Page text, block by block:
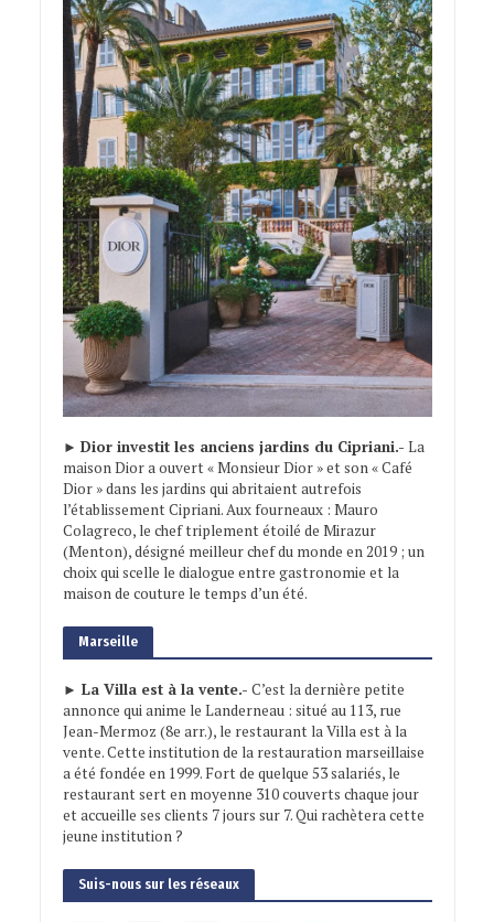
► Dior investit les anciens jardins du Cipriani.- La
maison Dior a ouvert « Monsieur Dior » et son « Café
Dior » dans les jardins qui abritaient autrefois
l’établissement Cipriani. Aux fourneaux : Mauro
Colagreco, le chef triplement étoilé de Mirazur
(Menton), désigné meilleur chef du monde en 2019 ; un
choix qui scelle le dialogue entre gastronomie et la
maison de couture le temps d’un été.
Marseille
► La Villa est à la vente.- C’est la dernière petite
annonce qui anime le Landerneau : situé au 113, rue
Jean-Mermoz (8e arr.), le restaurant la Villa est à la
vente. Cette institution de la restauration marseillaise
a été fondée en 1999. Fort de quelque 53 salariés, le
restaurant sert en moyenne 310 couverts chaque jour
et accueille ses clients 7 jours sur 7. Qui rachètera cette
jeune institution ?
Suis-nous sur les réseaux